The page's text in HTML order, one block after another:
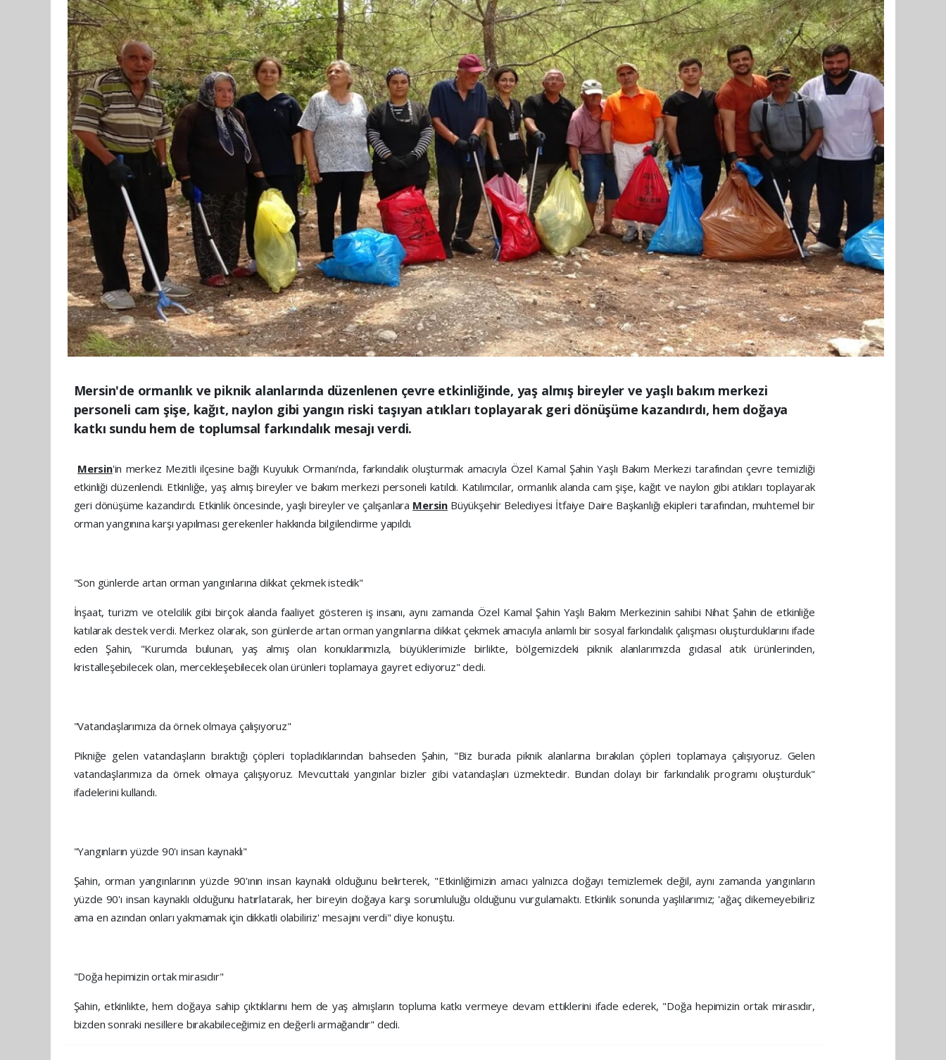
Mersin'de ormanlık ve piknik alanlarında düzenlenen çevre etkinliğinde, yaş almış bireyler ve yaşlı bakım merkezi
personeli cam şişe, kağıt, naylon gibi yangın riski taşıyan atıkları toplayarak geri dönüşüme kazandırdı, hem doğaya
katkı sundu hem de toplumsal farkındalık mesajı verdi.
Mersin'in merkez Mezitli ilçesine bağlı Kuyuluk Ormanı'nda, farkındalık oluşturmak amacıyla Özel Kamal Şahin Yaşlı Bakım Merkezi tarafından çevre temizliği
etkinliği düzenlendi. Etkinliğe, yaş almış bireyler ve bakım merkezi personeli katıldı. Katılımcılar, ormanlık alanda cam şişe, kağıt ve naylon gibi atıkları toplayarak
geri dönüşüme kazandırdı. Etkinlik öncesinde, yaşlı bireyler ve çalışanlara MersinBüyükşehir Belediyesi İtfaiye Daire Başkanlığı ekipleri tarafından, muhtemel bir
orman yangınına karşı yapılması gerekenler hakkında bilgilendirme yapıldı.
"Son günlerde artan orman yangınlarına dikkat çekmek istedik"
İnşaat, turizm ve otelcilik gibi birçok alanda faaliyet gösteren iş insanı, aynı zamanda Özel Kamal Şahin Yaşlı Bakım Merkezinin sahibi Nihat Şahin de etkinliğe
katılarak destek verdi. Merkez olarak, son günlerde artan orman yangınlarına dikkat çekmek amacıyla anlamlı bir sosyal farkındalık çalışması oluşturduklarını ifade
eden Şahin, "Kurumda bulunan, yaş almış olan konuklarımızla, büyüklerimizle birlikte, bölgemizdeki piknik alanlarımızda gıdasal atık ürünlerinden,
kristalleşebilecek olan, mercekleşebilecek olan ürünleri toplamaya gayret ediyoruz" dedi.
"Vatandaşlarımıza da örnek olmaya çalışıyoruz"
Pikniğe gelen vatandaşların bıraktığı çöpleri topladıklarından bahseden Şahin, "Biz burada piknik alanlarına bırakılan çöpleri toplamaya çalışıyoruz. Gelen
vatandaşlarımıza da örnek olmaya çalışıyoruz. Mevcuttaki yangınlar bizler gibi vatandaşları üzmektedir. Bundan dolayı bir farkındalık programı oluşturduk"
ifadelerini kullandı.
"Yangınların yüzde 90'ı insan kaynaklı"
Şahin, orman yangınlarının yüzde 90'ının insan kaynaklı olduğunu belirterek, "Etkinliğimizin amacı yalnızca doğayı temizlemek değil, aynı zamanda yangınların
yüzde 90'ı insan kaynaklı olduğunu hatırlatarak, her bireyin doğaya karşı sorumluluğu olduğunu vurgulamaktı. Etkinlik sonunda yaşlılarımız; 'ağaç dikemeyebiliriz
ama en azından onları yakmamak için dikkatli olabiliriz' mesajını verdi" diye konuştu.
"Doğa hepimizin ortak mirasıdır"
Şahin, etkinlikte, hem doğaya sahip çıktıklarını hem de yaş almışların topluma katkı vermeye devam ettiklerini ifade ederek, "Doğa hepimizin ortak mirasıdır,
bizden sonraki nesillere bırakabileceğimiz en değerli armağandır" dedi.